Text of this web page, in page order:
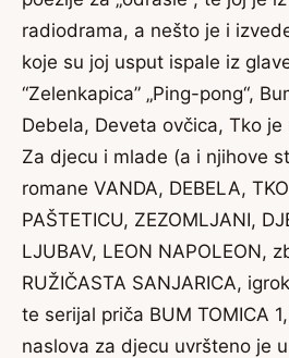
radiodrama, a nešto je i
koje su joj usput ispale iz
“Zelenkapica” „Ping-pong“,
Debela, Deveta ovčica, Tko
Za djecu i mlade (a i njihove
romane VANDA, DEBELA,
PAŠTETICU, ZEZOMLJANI,
LJUBAV, LEON NAPOLEON,
RUŽIČASTA SANJARICA,
te serijal priča BUM TOMICA
naslova za djecu uvršteno je